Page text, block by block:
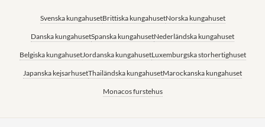
Svenska kungahusetBrittiska kungahusetNorska kungahuset
Danska kungahusetSpanska kungahusetNederländska kungahuset
Belgiska kungahusetJordanska kungahusetLuxemburgska storhertighuset
Japanska kejsarhusetThailändska kungahusetMarockanska kungahuset
Monacos furstehus